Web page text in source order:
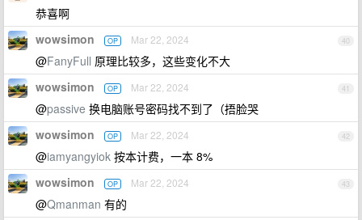
恭喜啊
40
wowsimon OP Mar 22, 2024
@FanyFull 原理比较多，这些变化不大
41
wowsimon OP Mar 22, 2024
@passive 换电脑账号密码找不到了（捂脸哭
42
wowsimon OP Mar 22, 2024
@iamyangyiok 按本计费，一本 8%
43
wowsimon OP Mar 22, 2024
@Qmanman 有的